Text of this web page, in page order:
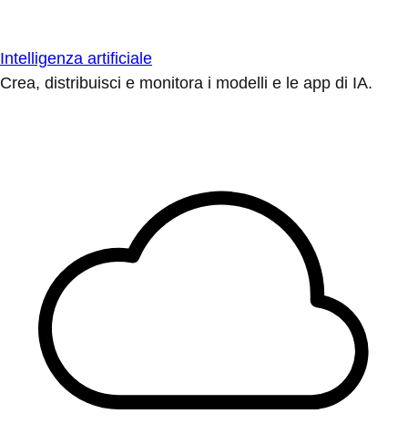
Intelligenza artificiale
Crea, distribuisci e monitora i modelli e le app di IA.